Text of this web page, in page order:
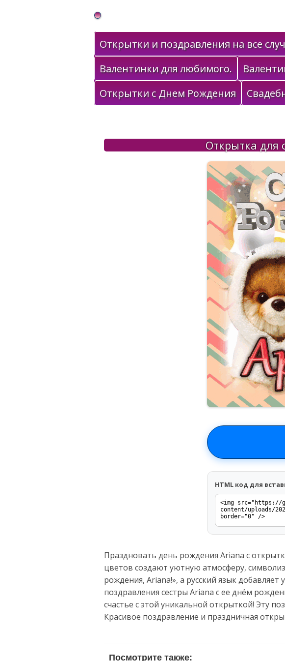
Gif Открытки в подарок
Открытки и поздравления на все
Валентинки для любимого.
Открытки с Днем Рождения
Открытка для
HTML код для
Праздновать день рождения Ariana с
цветов создают уютную атмосферу,
рождения, Ariana!», а русский язык
поздравления сестры Ariana с ее днём
счастье с этой уникальной открыткой! Эту
Красивое поздравление и праздничная
Посмотрите также: